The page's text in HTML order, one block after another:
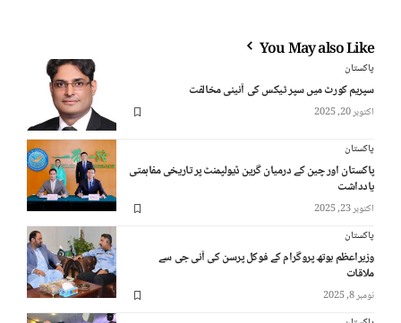
You May also Like
پاکستان
سپریم کورٹ میں سپر ٹیکس کی آئینی مخالفت
اکتوبر 20, 2025
پاکستان
پاکستان اور چین کے درمیان گرین ڈیولپمنٹ پر تاریخی مفاہمتی
یادداشت
اکتوبر 23, 2025
پاکستان
وزیراعظم یوتھ پروگرام کے فوکل پرسن کی آئی جی سے
ملاقات
نومبر 8, 2025